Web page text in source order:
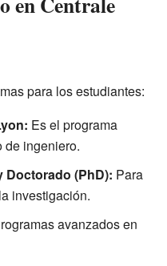
para los estudiantes:
Es el programa
de ingeniero.
Doctorado (PhD): Para
investigación.
avanzados en